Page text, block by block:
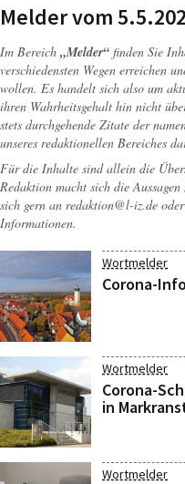
Melder vom
Im Bereich „Melder“ finden Sie
verschiedensten Wegen erreichen
wollen. Es handelt sich also um
ihren Wahrheitsgehalt hin nicht
stets durchgehende Zitate der
unseres redaktionellen Bereiches
Für die Inhalte sind allein die
Redaktion macht sich die
sich gern an redaktion@l-iz.de
Informationen.
Wortmelder
Corona-
Wortmelder
Corona-
in
Wortmelder